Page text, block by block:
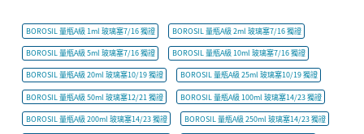
BOROSIL 量瓶A級 1ml 玻璃塞7/16 獨證 BOROSIL 量瓶A級 2ml 玻璃塞7/16 獨證
BOROSIL 量瓶A級 5ml 玻璃塞7/16 獨證 BOROSIL 量瓶A級 10ml 玻璃塞7/16 獨證
BOROSIL 量瓶A級 20ml 玻璃塞10/19 獨證 BOROSIL 量瓶A級 25ml 玻璃塞10/19 獨證
BOROSIL 量瓶A級 50ml 玻璃塞12/21 獨證 BOROSIL 量瓶A級 100ml 玻璃塞14/23 獨證
BOROSIL 量瓶A級 200ml 玻璃塞14/23 獨證 BOROSIL 量瓶A級 250ml 玻璃塞14/23 獨證